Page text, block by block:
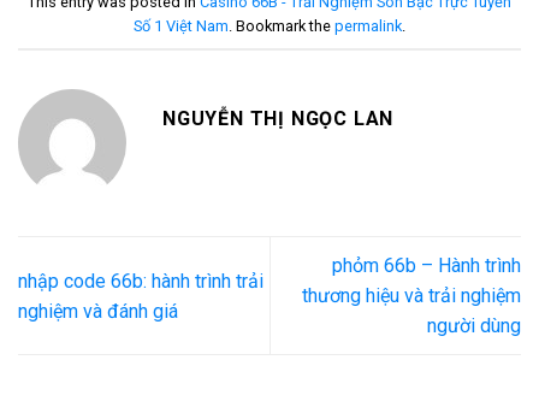
Số 1 Việt Nam. Bookmark the permalink.
NGUYỄN THỊ NGỌC LAN
nhập code 66b: hành trình trải
nghiệm và đánh giá
phỏm 66b – Hành trình
thương hiệu và trải nghiệm
người dùng